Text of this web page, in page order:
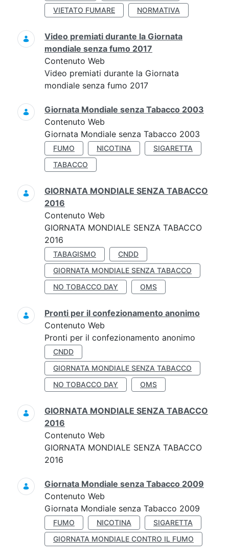
VIETATO FUMARE
NORMATIVA
Video premiati durante la Giornata
mondiale senza fumo 2017
Contenuto Web
Video premiati durante la Giornata
mondiale senza fumo 2017
Giornata Mondiale senza Tabacco 2003
Contenuto Web
Giornata Mondiale senza Tabacco 2003
FUMO NICOTINA
SIGARETTA
TABACCO
GIORNATA MONDIALE SENZA TABACCO
2016
Contenuto Web
GIORNATA MONDIALE SENZA TABACCO
2016
TABAGISMO
CNDD
GIORNATA MONDIALE SENZA TABACCO
NO TOBACCO DAY
OMS
Pronti per il confezionamento anonimo
Contenuto Web
Pronti per il confezionamento anonimo
CNDD
GIORNATA MONDIALE SENZA TABACCO
NO TOBACCO DAY
OMS
GIORNATA MONDIALE SENZA TABACCO
2016
Contenuto Web
GIORNATA MONDIALE SENZA TABACCO
2016
Giornata Mondiale senza Tabacco 2009
Contenuto Web
Giornata Mondiale senza Tabacco 2009
FUMO NICOTINA
SIGARETTA
GIORNATA MONDIALE CONTRO IL FUMO